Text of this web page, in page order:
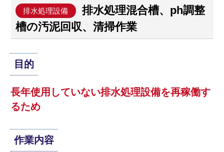
採用情報
お問い合わせ
排水処理設備
排水処理混合槽、ph調整
槽の汚泥回収、清掃作業
目的
長年使用していない排水処理設備を再稼働す
るため
作業内容